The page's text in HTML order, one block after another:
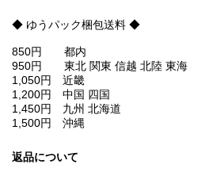
◆ ゆうパック梱包送料 ◆
850円 都内
950円 東北 関東 信越 北陸 東海
1,050円 近畿
1,200円 中国 四国
1,450円 九州 北海道
1,500円 沖縄
返品について